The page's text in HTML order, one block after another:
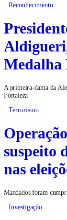
Reconhecimento
Medalha
A primeira-dama da
Fortaleza
Terrorismo
suspeito
nas
Mandados foram
Investigação